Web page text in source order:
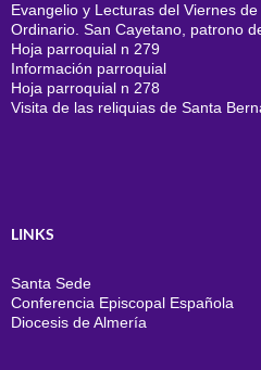
Evangelio y Lecturas del Viernes
Ordinario. San Cayetano, patrono
Hoja parroquial n 279
Información parroquial
Hoja parroquial n 278
Visita de las reliquias de Santa
LINKS
Santa Sede
Conferencia Episcopal Española
Diocesis de Almería